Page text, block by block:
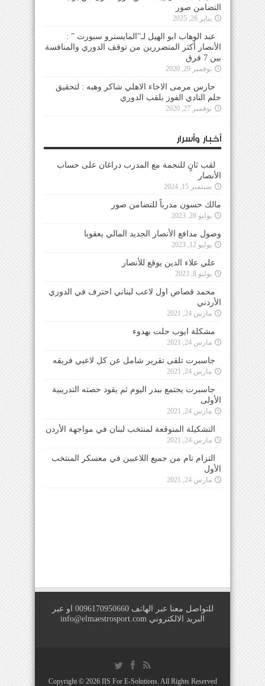
التضامن صور
يناير 26, 2025
عبد الوهاب ابو الهيل لـ”المايسترو سبورت ” :
الأنصار أكثر المتضررين من توقف الدوري والمنافسة
بين 7 فرق
نوفمبر 29, 2020
حارس مرمى الاخاء الاهلي شاكر وهبه : لتحقيق
حلم النادي الفوز بلقب الدوري
نوفمبر 27, 2020
أخبار وأسرار
لقب ثانٍ للنجمة مع المدرب دراغان على حساب
الأنصار
سبتمبر 15, 2024
مالك حسون مدرباً للتضامن صور
يوليو 28, 2023
وصول مدافع الأنصار الجديد المالي يعقوبا
يوليو 12, 2023
علي علاء الدين يوقع للأنصار
يوليو 8, 2023
محمد قصاص اول لاعب لبناني احترف في الدوري
الأردني
مارس 24, 2021
مشكلة ايوب حلت بهدوء
مارس 24, 2021
جاسبرت تلقى تقرير شامل عن كل لاعبي فريقه
مارس 24, 2021
جاسبرت يجتمع ببدر اليوم ثم يقود حصته التدريبية
الأولى
مارس 24, 2021
التشكيلة المتوقعة لمنتخب لبنان في مواجهة الأردن
مارس 24, 2021
التزام تام من جميع اللاعبين في معسكر المنتخب
الأول
مارس 24, 2021
للتواصل معنا عبر الهاتف 0096170950660 او عبر
البريد الالكتروني info@elmaestrosport.com
Copyright © 2026 IIS For E-Solutions. All Rights Reserved